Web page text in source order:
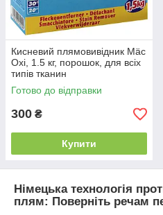
забруднення, зберігаючи
насиченість кольорів.
Універсальність та
розроблені для швидкої дії
на пляму безпосередньо
використати його як
миючого засобу.
Безпека та екологічність:
європейських стандартів, ці
здоров'я людини. Вони легко
залишаючи на одязі залишків
плямовивідники не просто
первинний відтінок тканини,
Кисневий плямовивідник Mäc
Oxi, 1.5 кг, порошок, для всіх
типів тканин
Готово до відправки
300 ₴
Купити
Німецька технологія
плям: Поверніть речам